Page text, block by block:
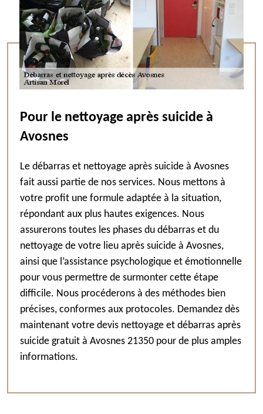
Pour le nettoyage après suicide à
Avosnes
Le débarras et nettoyage après suicide à Avosnes
fait aussi partie de nos services. Nous mettons à
votre profit une formule adaptée à la situation,
répondant aux plus hautes exigences. Nous
assurerons toutes les phases du débarras et du
nettoyage de votre lieu après suicide à Avosnes,
ainsi que l’assistance psychologique et émotionnelle
pour vous permettre de surmonter cette étape
difficile. Nous procéderons à des méthodes bien
précises, conformes aux protocoles. Demandez dès
maintenant votre devis nettoyage et débarras après
suicide gratuit à Avosnes 21350 pour de plus amples
informations.